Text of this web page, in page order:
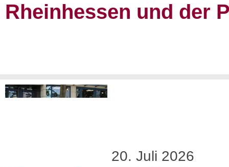
Rheinhessen und der
20. Juli 2026